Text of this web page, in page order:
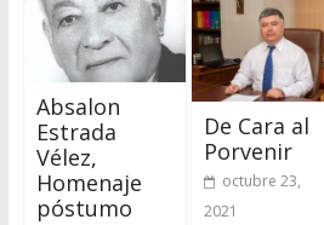
Absalon
Estrada
Vélez,
Homenaje
póstumo
De Cara al
Porvenir
octubre 23,
2021